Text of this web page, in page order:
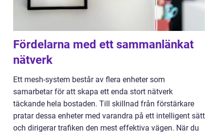
Fördelarna med ett sammanlänkat
nätverk
Ett mesh-system består av flera enheter som
samarbetar för att skapa ett enda stort nätverk
täckande hela bostaden. Till skillnad från förstärkare
pratar dessa enheter med varandra på ett intelligent sätt
och dirigerar trafiken den mest effektiva vägen. När du